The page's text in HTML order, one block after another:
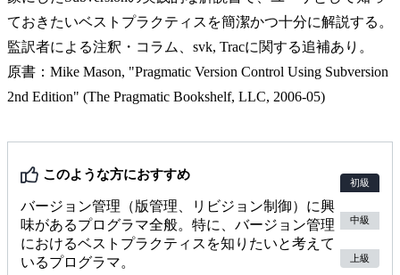
ておきたいベストプラクティスを簡潔かつ十分に解説する。
監訳者による注釈・コラム、svk, Tracに関する追補あり。
原書：Mike Mason, "Pragmatic Version Control Using Subversion
2nd Edition" (The Pragmatic Bookshelf, LLC, 2006-05)
このような方におすすめ
バージョン管理（版管理、リビジョン制御）に興
味があるプログラマ全般。特に、バージョン管理
におけるベストプラクティスを知りたいと考えて
いるプログラマ。
初級
中級
上級